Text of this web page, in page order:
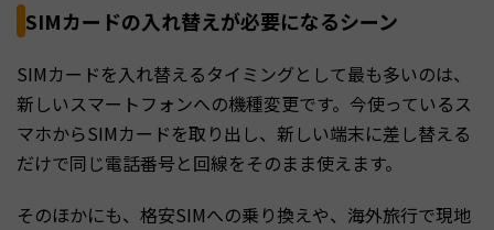
SIMカードの入れ替えが必要になるシーン
SIMカードを入れ替えるタイミングとして最も多いのは、
新しいスマートフォンへの機種変更です。今使っているス
マホからSIMカードを取り出し、新しい端末に差し替える
だけで同じ電話番号と回線をそのまま使えます。
そのほかにも、格安SIMへの乗り換えや、海外旅行で現地